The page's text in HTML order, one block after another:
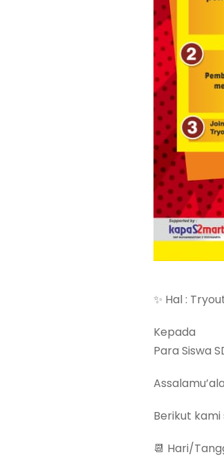
✨ Hal :
Kepada
Para Siswa
Berikut
📆 Hari/